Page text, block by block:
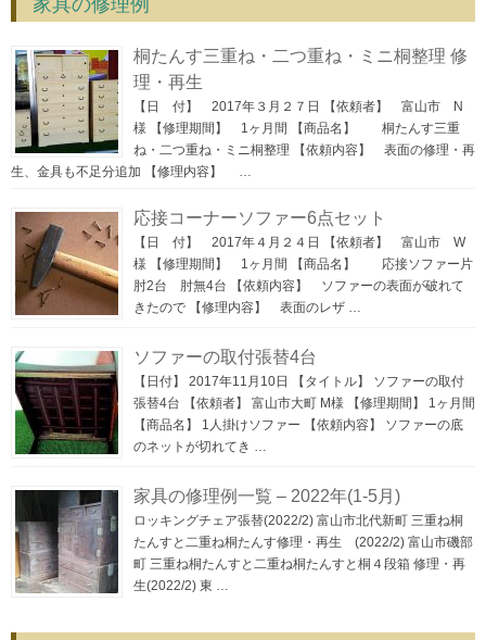
家具の修理例
桐たんす三重ね・二つ重ね・ミニ桐整理 修
理・再生
【日 付】 2017年３月２７日 【依頼者】 富山市 N
様 【修理期間】 1ヶ月間 【商品名】 桐たんす三重
ね・二つ重ね・ミニ桐整理 【依頼内容】 表面の修理・再
生、金具も不足分追加 【修理内容】 …
応接コーナーソファー6点セット
【日 付】 2017年４月２４日 【依頼者】 富山市 W
様 【修理期間】 1ヶ月間 【商品名】 応接ソファー片
肘2台 肘無4台 【依頼内容】 ソファーの表面が破れて
きたので 【修理内容】 表面のレザ …
ソファーの取付張替4台
【日付】 2017年11月10日 【タイトル】 ソファーの取付
張替4台 【依頼者】 富山市大町 M様 【修理期間】 1ヶ月間
【商品名】 1人掛けソファー 【依頼内容】 ソファーの底
のネットが切れてき …
家具の修理例一覧 – 2022年(1-5月)
ロッキングチェア張替(2022/2) 富山市北代新町 三重ね桐
たんすと二重ね桐たんす修理・再生 (2022/2) 富山市磯部
町 三重ね桐たんすと二重ね桐たんすと桐４段箱 修理・再
生(2022/2) 東 …